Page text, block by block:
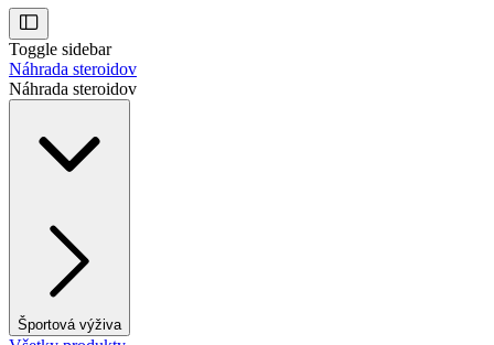
Toggle sidebar
Náhrada steroidov
Náhrada steroidov
Športová výživa